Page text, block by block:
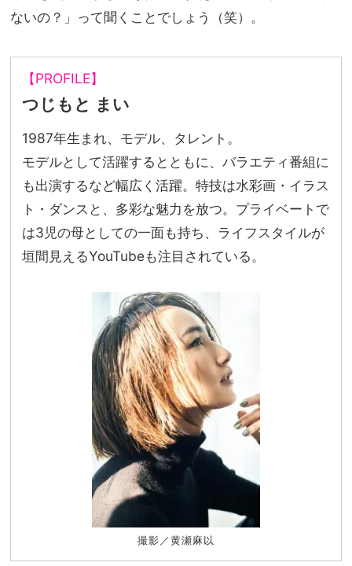
ないの？」って聞くことでしょう（笑）。
【PROFILE】
つじもと まい
1987年生まれ、モデル、タレント。
モデルとして活躍するとともに、バラエティ番組に
も出演するなど幅広く活躍。特技は水彩画・イラス
ト・ダンスと、多彩な魅力を放つ。プライベートで
は3児の母としての一面も持ち、ライフスタイルが
垣間見えるYouTubeも注目されている。
撮影／黄瀬麻以